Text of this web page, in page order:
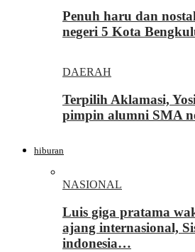
Penuh haru dan
negeri 5 Kota
DAERAH
Terpilih Aklamasi,
pimpin alumni SMA
hiburan
NASIONAL
Luis giga pratama
ajang internasional,
indonesia…